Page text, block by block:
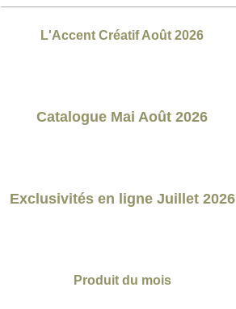
L'Accent Créatif Août 2026
Catalogue Mai Août 2026
Exclusivités en ligne Juillet 2026
Produit du mois